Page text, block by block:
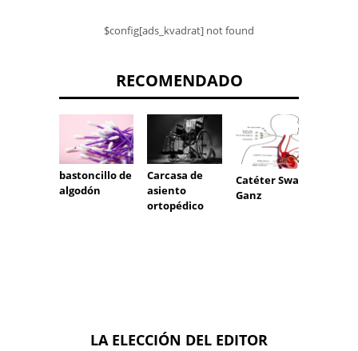
$config[ads_kvadrat] not found
RECOMENDADO
bastoncillo de
algodón
Carcasa de
asiento
ortopédico
Catéter Swan-
Ganz
LA ELECCIÓN DEL EDITOR